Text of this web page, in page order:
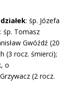
: śp. Józefa
: śp. Tomasz
Gwóźdź (20
(3 rocz. śmierci);
o
(2 rocz.